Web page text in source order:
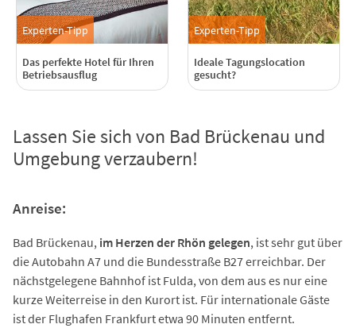
Experten-Tipp
Das perfekte Hotel für Ihren
Betriebsausflug
Experten-Tipp
Ideale Tagungslocation
gesucht?
Lassen Sie sich von Bad Brückenau und
Umgebung verzaubern!
Anreise:
Bad Brückenau, im Herzen der Rhön gelegen, ist sehr gut über
die Autobahn A7 und die Bundesstraße B27 erreichbar. Der
nächstgelegene Bahnhof ist Fulda, von dem aus es nur eine
kurze Weiterreise in den Kurort ist. Für internationale Gäste
ist der Flughafen Frankfurt etwa 90 Minuten entfernt.